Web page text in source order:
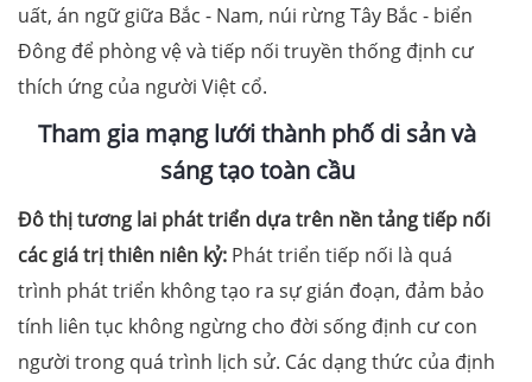
uất, án ngữ giữa Bắc - Nam, núi rừng Tây Bắc - biển
Đông để phòng vệ và tiếp nối truyền thống định cư
thích ứng của người Việt cổ.
Tham gia mạng lưới thành phố di sản và
sáng tạo toàn cầu
Đô thị tương lai phát triển dựa trên nền tảng tiếp nối
các giá trị thiên niên kỷ: Phát triển tiếp nối là quá
trình phát triển không tạo ra sự gián đoạn, đảm bảo
tính liên tục không ngừng cho đời sống định cư con
người trong quá trình lịch sử. Các dạng thức của định